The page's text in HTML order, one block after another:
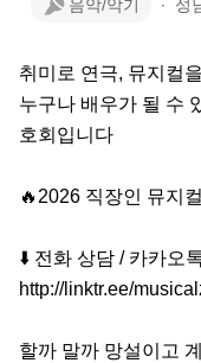
음악/악기 ∙ 성
취미로 연극, 뮤지컬
누구나 배우가 될 수
호회입니다
🔥2026 직장인 뮤지
⬇️ 전화 상담 / 카카오
http://linktr.ee/
할까 말까 망설이고